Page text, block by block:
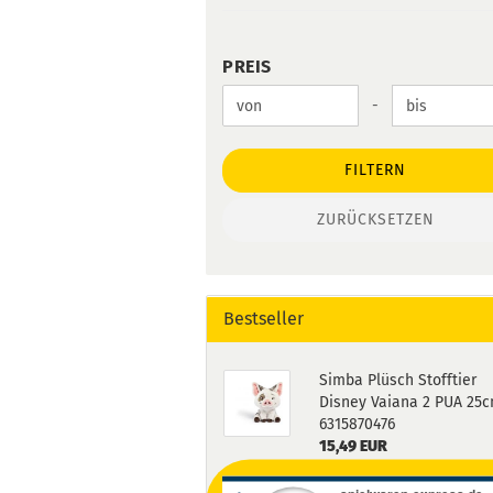
PREIS
Preis bis -
FILTERN
ZURÜCKSETZEN
Bestseller
Simba Plüsch Stofftier
Disney Vaiana 2 PUA
6315870476
15,49 EUR